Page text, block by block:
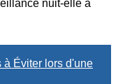
nuit-elle à
à Éviter lors d'une